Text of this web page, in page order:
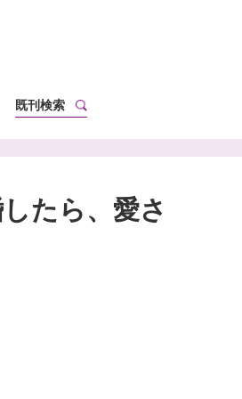
既刊検索
たら、愛さ